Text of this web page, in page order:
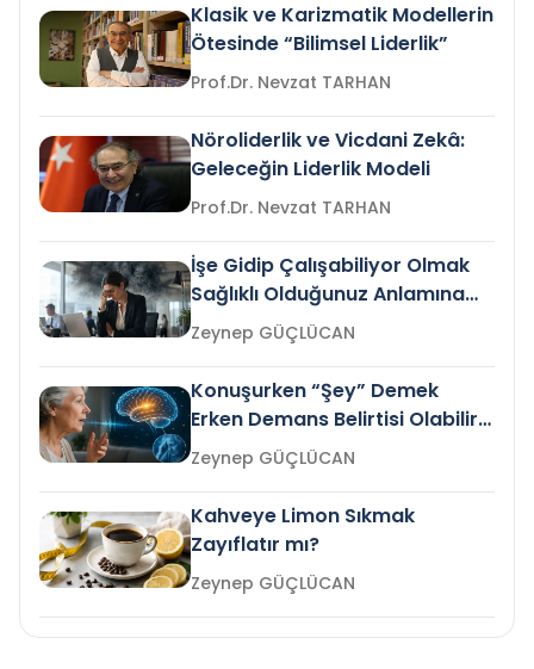
Klasik ve Karizmatik Modellerin
Ötesinde “Bilimsel Liderlik”
Prof.Dr. Nevzat TARHAN
Nöroliderlik ve Vicdani Zekâ:
Geleceğin Liderlik Modeli
Prof.Dr. Nevzat TARHAN
İşe Gidip Çalışabiliyor Olmak
Sağlıklı Olduğunuz Anlamına
Gelir mi?Zeynep GÜÇLÜCAN
Konuşurken “Şey” Demek
Erken Demans Belirtisi Olabilir
mi?
Zeynep GÜÇLÜCAN
Kahveye Limon Sıkmak
Zayıflatır mı?
Zeynep GÜÇLÜCAN